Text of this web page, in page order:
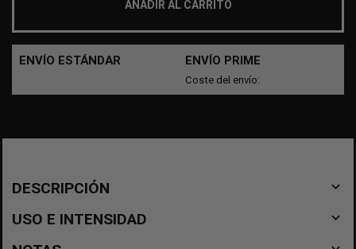
AÑADIR AL CARRITO
ENVÍO ESTÁNDAR ENVÍO PRIME
Coste del envío:
DESCRIPCIÓN navigate_before
USO E INTENSIDAD navigate_before